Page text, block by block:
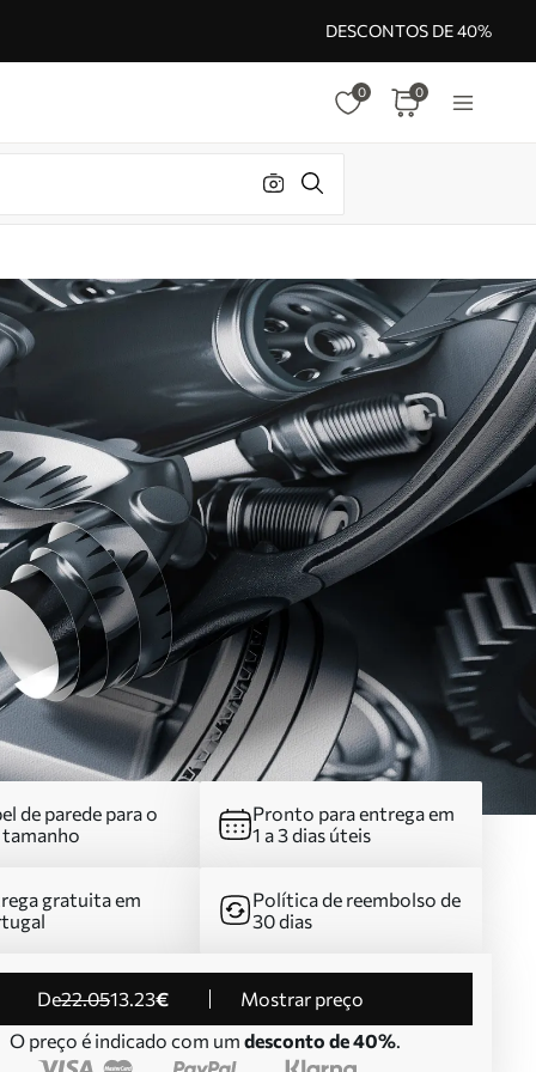
DESCONTOS DE 40%
0 0
de parede para o
tamanho
Pronto para entrega em
1 a 3 dias úteis
gratuita em
Política de reembolso de
30 dias
de22.0513 .23€
Mostrar preço
O preço é indicado com um desconto de 40%.